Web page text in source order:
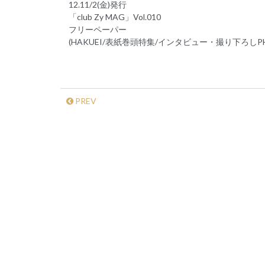
12.11/2(金)発行
「club Zy MAG」Vol.010
フリーペーパー
(HAKUEI/表紙巻頭特集/インタビュー・撮り下ろし
PREV